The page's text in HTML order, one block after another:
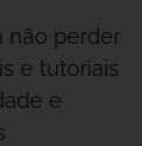
não perder
e tutoriais
e